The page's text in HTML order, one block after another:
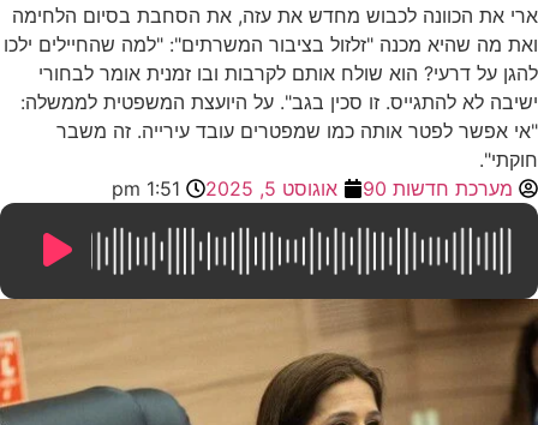
ארי את הכוונה לכבוש מחדש את עזה, את הסחבת בסיום הלחימה
ואת מה שהיא מכנה "זלזול בציבור המשרתים": "למה שהחיילים ילכו
להגן על דרעי? הוא שולח אותם לקרבות ובו זמנית אומר לבחורי
ישיבה לא להתגייס. זו סכין בגב". על היועצת המשפטית לממשלה:
"אי אפשר לפטר אותה כמו שמפטרים עובד עירייה. זה משבר
חוקתי".
מערכת חדשות 90
אוגוסט 5, 2025 1:51 pm